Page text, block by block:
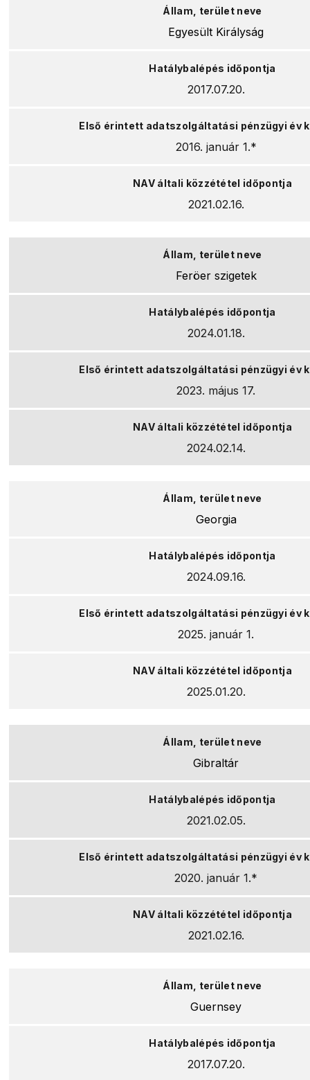
Egyesült Királyság
2017.07.20.
2016. január 1.*
2021.02.16.
Feröer szigetek
2024.01.18.
2023. május 17.
2024.02.14.
Georgia
2024.09.16.
2025. január 1.
2025.01.20.
Gibraltár
2021.02.05.
2020. január 1.*
2021.02.16.
Guernsey
2017.07.20.